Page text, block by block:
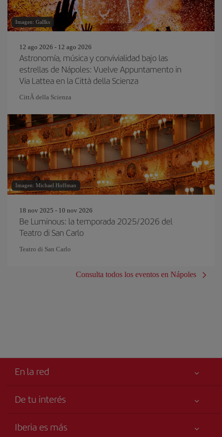
Imagen: Gallks
12 ago 2026 - 12 ago 2026
Astronomía, música y convivialidad bajo las
estrellas de Nápoles: Vuelve Appuntamento in
Via Lattea en la Città della Scienza
CittÃ della Scienza
Imagen: Michael Hoffman
18 nov 2025 - 10 nov 2026
Be Luminous: la temporada 2025/2026 del
Teatro di San Carlo
Teatro di San Carlo
Consulta todos los eventos en Nápoles
En la red
De tu interés
Accesibilidad
Iberia es más